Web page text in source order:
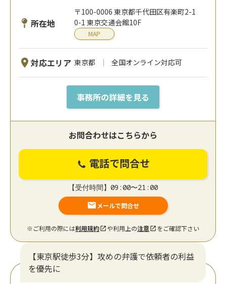
所在地
〒100-0006 東京都千代田区有楽町2-1
0-1 東京交通会館10F
MAP
対応エリア 東京都 全国オンライン対応可
事務所の詳細を見る
お問合わせはこちらから
電話で問合せ
【受付時間】09:00〜21:00
メールで問合せ
※ご利用の際には利用規約 や利用上の注意 をご確認下さい
【東京駅徒歩3分】攻めの弁護で依頼者の利益
を優先に